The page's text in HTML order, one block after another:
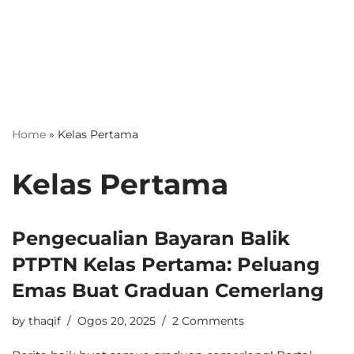
Home » Kelas Pertama
Kelas Pertama
Pengecualian Bayaran Balik
PTPTN Kelas Pertama: Peluang
Emas Buat Graduan Cemerlang
by thaqif Ogos 20, 2025 2 Comments